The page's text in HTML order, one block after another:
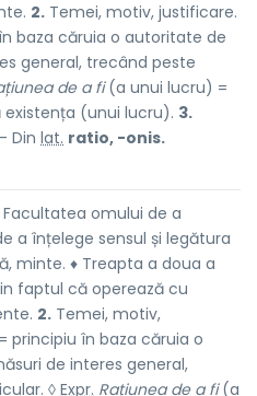
2. Temei, motiv, justificare.
baza căruia o autoritate de
general, trecând peste
de a fi(a unui lucru) =
(unui lucru). 3.
– Din lat. ratio, -onis.
Facultatea omului de a
a înțelege sensul și legătura
minte. ♦ Treapta a doua a
faptul că operează cu
2. Temei, motiv,
principiu în baza căruia o
de interes general,
◊ Expr. Rațiunea de a fi(a